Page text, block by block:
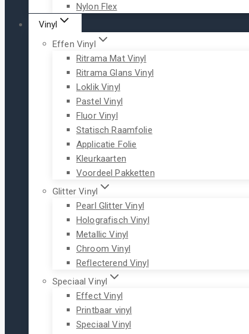
Nylon Flex
Vinyl
Effen Vinyl
Ritrama Mat Vinyl
Ritrama Glans Vinyl
Loklik Vinyl
Pastel Vinyl
Fluor Vinyl
Statisch Raamfolie
Applicatie Folie
Kleurkaarten
Voordeel Pakketten
Glitter Vinyl
Pearl Glitter Vinyl
Holografisch Vinyl
Metallic Vinyl
Chroom Vinyl
Reflecterend Vinyl
Speciaal Vinyl
Effect Vinyl
Printbaar vinyl
Speciaal Vinyl